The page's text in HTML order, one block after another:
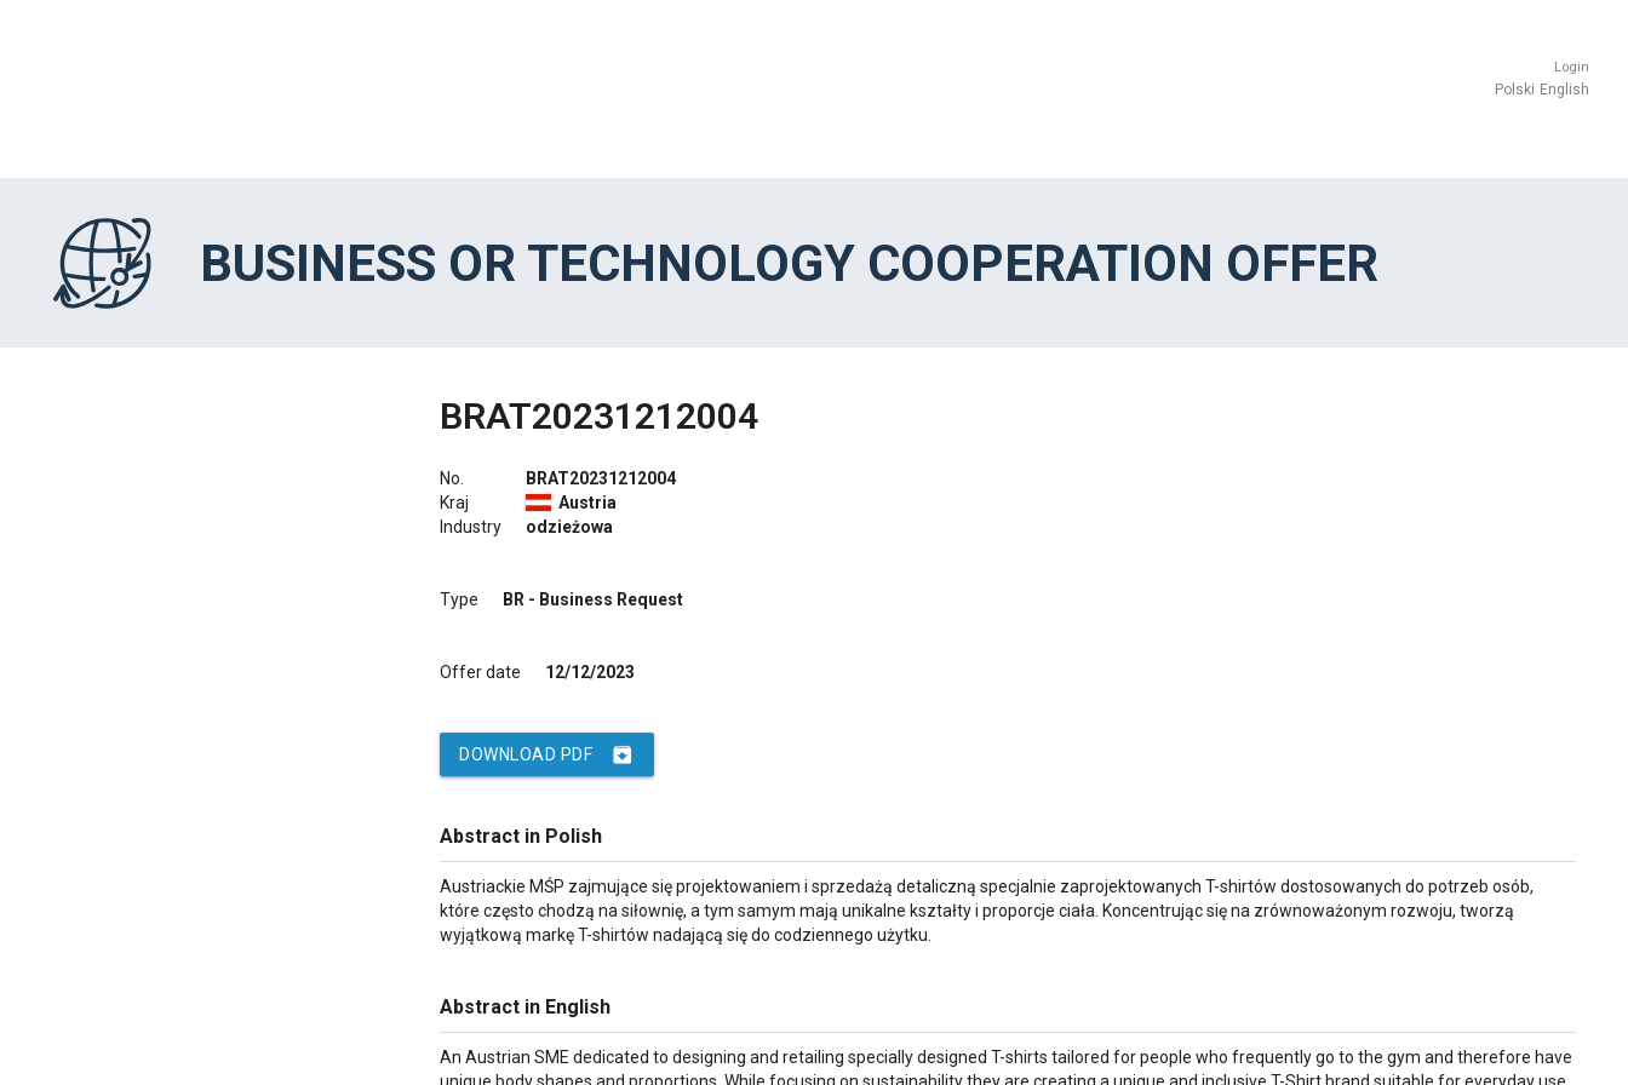
Login
Polski English
BUSINESS OR TECHNOLOGY COOPERATION OFFER
BRAT20231212004
No.
Kraj
Industry
BRAT20231212004
Austria
odzieżowa
Type BR - Business Request
Offer date 12/12/2023
archive
DOWNLOAD PDF
Abstract in Polish
Austriackie MŚP zajmujące się projektowaniem i sprzedażą detaliczną specjalnie zaprojektowanych T-shirtów dostosowanych do potrzeb osób,
które często chodzą na siłownię, a tym samym mają unikalne kształty i proporcje ciała. Koncentrując się na zrównoważonym rozwoju, tworzą
wyjątkową markę T-shirtów nadającą się do codziennego użytku.
Abstract in English
An Austrian SME dedicated to designing and retailing specially designed T-shirts tailored for people who frequently go to the gym and therefore have